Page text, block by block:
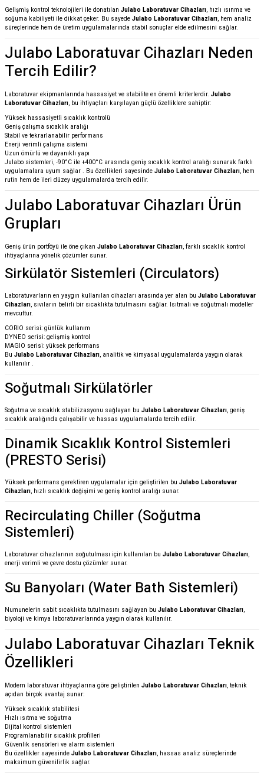
Gelişmiş kontrol teknolojileri ile donatılan Julabo Laboratuvar Cihazları, hızlı ısınma ve
soğuma kabiliyeti ile dikkat çeker. Bu sayede Julabo Laboratuvar Cihazları, hem analiz
süreçlerinde hem de üretim uygulamalarında stabil sonuçlar elde edilmesini sağlar.
Julabo Laboratuvar Cihazları Neden
Tercih Edilir?
Laboratuvar ekipmanlarında hassasiyet ve stabilite en önemli kriterlerdir. Julabo
Laboratuvar Cihazları, bu ihtiyaçları karşılayan güçlü özelliklere sahiptir:
Yüksek hassasiyetli sıcaklık kontrolü
Geniş çalışma sıcaklık aralığı
Stabil ve tekrarlanabilir performans
Enerji verimli çalışma sistemi
Uzun ömürlü ve dayanıklı yapı
Julabo sistemleri, -90°C ile +400°C arasında geniş sıcaklık kontrol aralığı sunarak farklı
uygulamalara uyum sağlar . Bu özellikleri sayesinde Julabo Laboratuvar Cihazları, hem
rutin hem de ileri düzey uygulamalarda tercih edilir.
Julabo Laboratuvar Cihazları Ürün
Grupları
Geniş ürün portföyü ile öne çıkan Julabo Laboratuvar Cihazları, farklı sıcaklık kontrol
ihtiyaçlarına yönelik çözümler sunar.
Sirkülatör Sistemleri (Circulators)
Laboratuvarların en yaygın kullanılan cihazları arasında yer alan bu Julabo Laboratuvar
Cihazları, sıvıların belirli bir sıcaklıkta tutulmasını sağlar. Isıtmalı ve soğutmalı modeller
mevcuttur.
CORIO serisi: günlük kullanım
DYNEO serisi: gelişmiş kontrol
MAGIO serisi: yüksek performans
Bu Julabo Laboratuvar Cihazları, analitik ve kimyasal uygulamalarda yaygın olarak
kullanılır .
Soğutmalı Sirkülatörler
Soğutma ve sıcaklık stabilizasyonu sağlayan bu Julabo Laboratuvar Cihazları, geniş
sıcaklık aralığında çalışabilir ve hassas uygulamalarda tercih edilir.
Dinamik Sıcaklık Kontrol Sistemleri
(PRESTO Serisi)
Yüksek performans gerektiren uygulamalar için geliştirilen bu Julabo Laboratuvar
Cihazları, hızlı sıcaklık değişimi ve geniş kontrol aralığı sunar.
Recirculating Chiller (Soğutma
Sistemleri)
Laboratuvar cihazlarının soğutulması için kullanılan bu Julabo Laboratuvar Cihazları,
enerji verimli ve çevre dostu çözümler sunar.
Su Banyoları (Water Bath Sistemleri)
Numunelerin sabit sıcaklıkta tutulmasını sağlayan bu Julabo Laboratuvar Cihazları,
biyoloji ve kimya laboratuvarlarında yaygın olarak kullanılır.
Julabo Laboratuvar Cihazları Teknik
Özellikleri
Modern laboratuvar ihtiyaçlarına göre geliştirilen Julabo Laboratuvar Cihazları, teknik
açıdan birçok avantaj sunar:
Yüksek sıcaklık stabilitesi
Hızlı ısıtma ve soğutma
Dijital kontrol sistemleri
Programlanabilir sıcaklık profilleri
Güvenlik sensörleri ve alarm sistemleri
Bu özellikler sayesinde Julabo Laboratuvar Cihazları, hassas analiz süreçlerinde
maksimum güvenilirlik sağlar.